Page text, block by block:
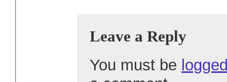
Leave a Reply
You must be